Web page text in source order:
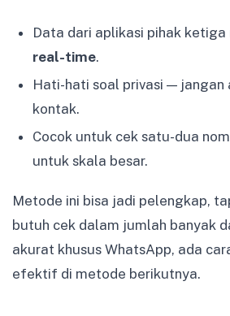
Data dari aplikasi pihak ketiga
real-time.
Hati-hati soal privasi — jangan
kontak.
Cocok untuk cek satu-dua
untuk skala besar.
Metode ini bisa jadi pelengkap,
butuh cek dalam jumlah banyak
akurat khusus WhatsApp, ada
efektif di metode berikutnya.